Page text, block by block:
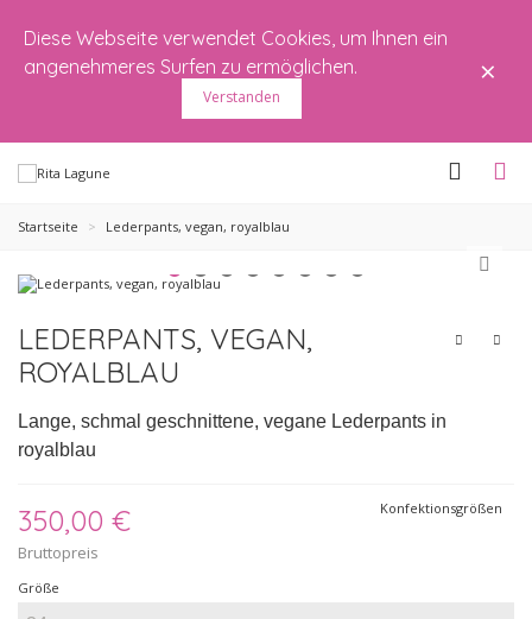
Diese Webseite verwendet Cookies, um Ihnen ein
angenehmeres Surfen zu ermöglichen.
Verstanden
×
Startseite > Lederpants, vegan, royalblau
LEDERPANTS, VEGAN,
ROYALBLAU
Lange, schmal geschnittene, vegane Lederpants in
royalblau
350,00 €
Bruttopreis
Konfektionsgrößen
Größe